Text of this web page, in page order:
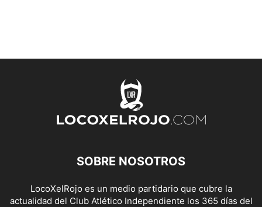
SOBRE NOSOTROS
LocoXelRojo es un medio partidario que cubre la
actualidad del Club Atlético Independiente los 365 días del